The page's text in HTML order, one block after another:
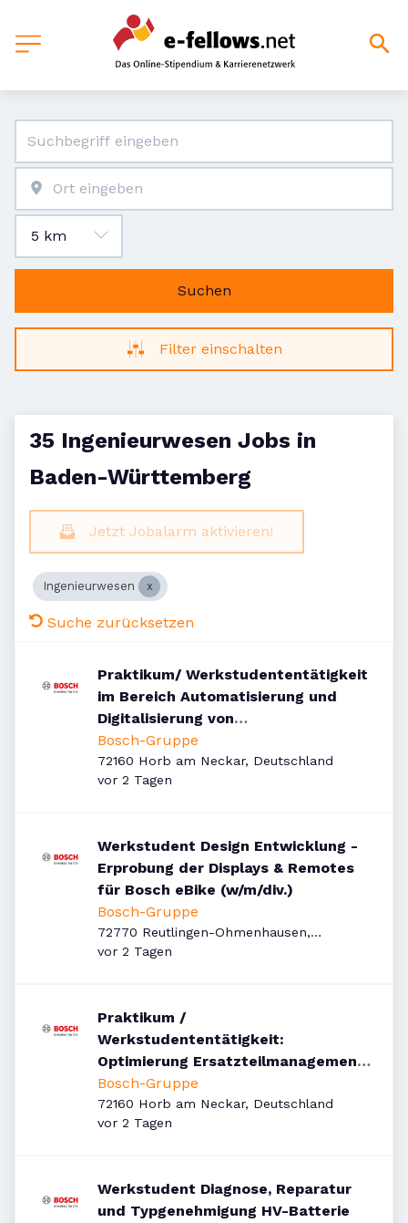
Suchen
Filter einschalten
35 Ingenieurwesen Jobs in
Baden-Württemberg
Jetzt Jobalarm aktivieren!
Ingenieurwesen
Suche zurücksetzen
Praktikum/ Werkstudententätigkeit
im Bereich Automatisierung und
Digitalisierung von
Geschäftsprozessen
Bosch-Gruppe
72160 Horb am Neckar, Deutschland
Veröffentlicht
vor 2 Tagen
Werkstudent Design Entwicklung -
Erprobung der Displays & Remotes
für Bosch eBike (w/m/div.)
Bosch-Gruppe
72770 Reutlingen-Ohmenhausen,
Deutschland
Veröffentlicht
vor 2 Tagen
Praktikum /
Werkstudententätigkeit:
Optimierung Ersatzteilmanagement
& präventive Instandhaltung nach
i4.0
Bosch-Gruppe
72160 Horb am Neckar, Deutschland
Veröffentlicht
vor 2 Tagen
Werkstudent Diagnose, Reparatur
und Typgenehmigung HV-Batterie